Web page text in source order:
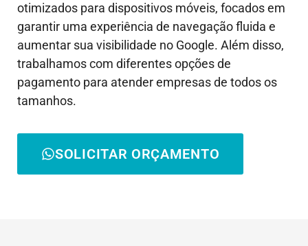
otimizados para dispositivos móveis, focados em
garantir uma experiência de navegação fluida e
aumentar sua visibilidade no Google. Além disso,
trabalhamos com diferentes opções de
pagamento para atender empresas de todos os
tamanhos.
SOLICITAR ORÇAMENTO